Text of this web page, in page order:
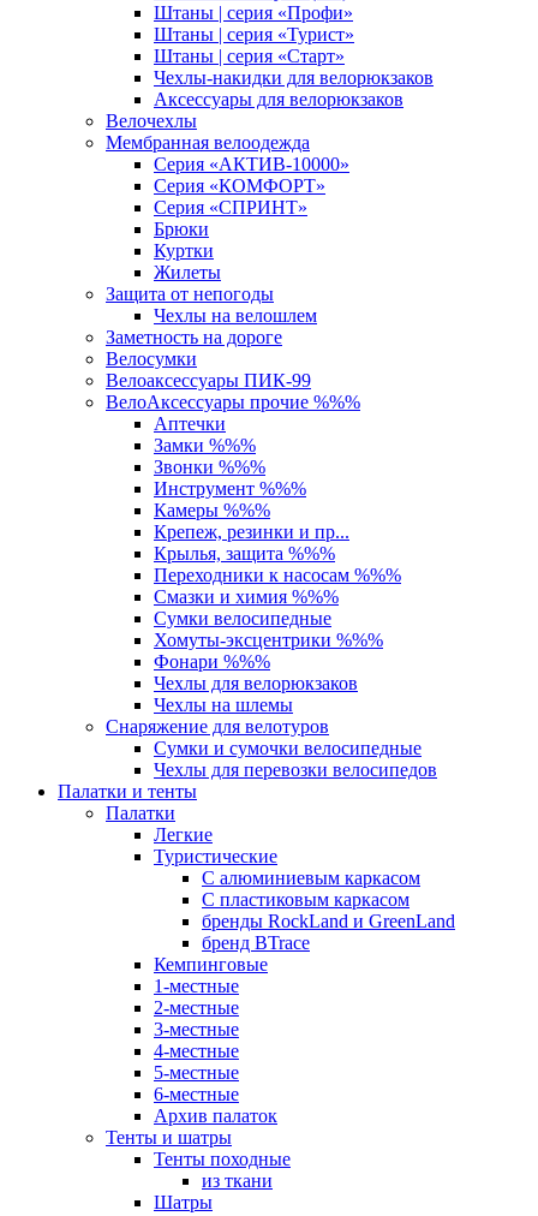
Штаны | серия «Профи»
Штаны | серия «Турист»
Штаны | серия «Старт»
Чехлы-накидки для велорюкзаков
Аксессуары для велорюкзаков
Велочехлы
Мембранная велоодежда
Серия «АКТИВ-10000»
Серия «КОМФОРТ»
Серия «СПРИНТ»
Брюки
Куртки
Жилеты
Защита от непогоды
Чехлы на велошлем
Заметность на дороге
Велосумки
Велоаксессуары ПИК-99
ВелоАксессуары прочие %%%
Аптечки
Замки %%%
Звонки %%%
Инструмент %%%
Камеры %%%
Крепеж, резинки и пр...
Крылья, защита %%%
Переходники к насосам %%%
Смазки и химия %%%
Сумки велосипедные
Хомуты-эксцентрики %%%
Фонари %%%
Чехлы для велорюкзаков
Чехлы на шлемы
Снаряжение для велотуров
Сумки и сумочки велосипедные
Чехлы для перевозки велосипедов
Палатки и тенты
Палатки
Легкие
Туристические
С алюминиевым каркасом
С пластиковым каркасом
бренды RockLand и GreenLand
бренд BTrace
Кемпинговые
1-местные
2-местные
3-местные
4-местные
5-местные
6-местные
Архив палаток
Тенты и шатры
Тенты походные
из ткани
Шатры